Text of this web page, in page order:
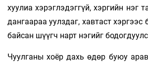
хуулиа хэрэглэдэггүй, хэргийн нэг
дангаараа уулздаг, хавтаст
байсан шүүгч нарт нэгийг
Чуулганы хоёр дахь өдөр буюу